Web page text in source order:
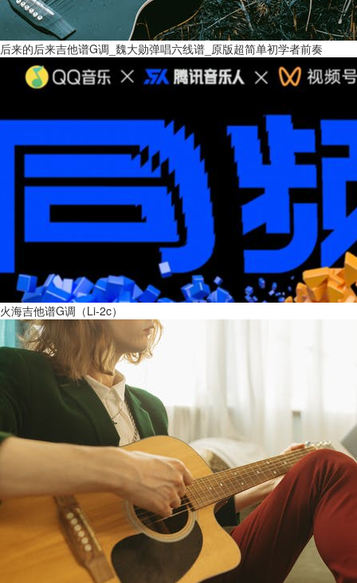
后来的后来吉他谱G调_魏大勋弹唱六线谱_原版超简单初学者前奏
火海吉他谱G调（Li-2c）